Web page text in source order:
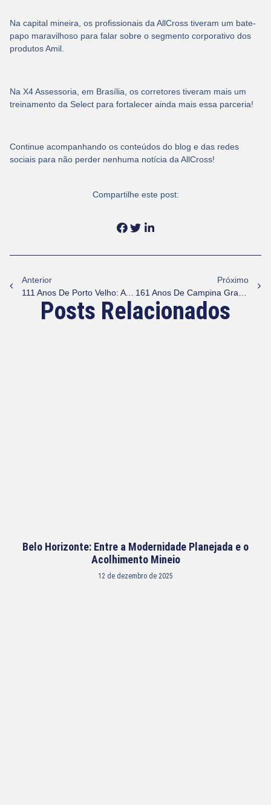
Na capital mineira, os profissionais da AllCross tiveram um bate-
papo maravilhoso para falar sobre o segmento corporativo dos
produtos Amil.
Na X4 Assessoria, em Brasília, os corretores tiveram mais um
treinamento da Select para fortalecer ainda mais essa parceria!
Continue acompanhando os conteúdos do blog e das redes
sociais para não perder nenhuma notícia da AllCross!
Compartilhe este post:
Anterior
111 Anos De Porto Velho: A Capital Que Uniu Brasil E Bolívia Na História E Conquista O Presente
Próximo
Posts Relacionados
Belo Horizonte: Entre a Modernidade Planejada e o
Acolhimento Mineio
12 de dezembro de 2025